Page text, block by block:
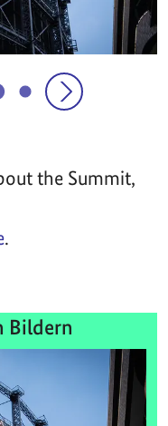
the Summit,
.
Bildern